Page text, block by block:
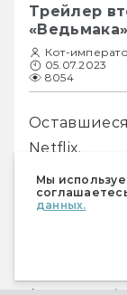
Мы
данных.
Трейлер
«Ведьмака»
Кот-
05.07.2023
8054
Netflix.